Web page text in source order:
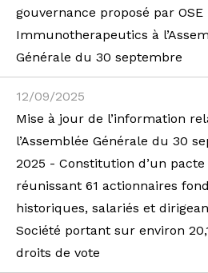
gouvernance proposé par OSE
Immunotherapeutics à
Générale du 30 septembre
12/09/2025
Mise à jour de l’information
l’Assemblée Générale du 30
2025 - Constitution d’un pacte
réunissant 61 actionnaires
historiques, salariés et
Société portant sur environ
droits de vote